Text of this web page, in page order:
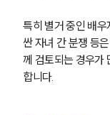
특히 별거 중인 배
싼 자녀 간 분쟁 등
께 검토되는 경우가
합니다.